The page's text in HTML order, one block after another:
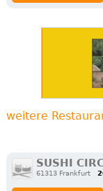
weitere
SUSHI
61313 Frankfurt